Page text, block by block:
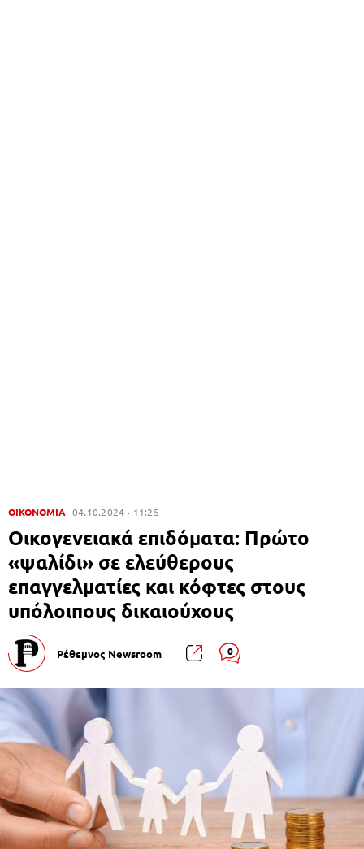
ΟΙΚΟΝΟΜΙΑ 04.10.2024 11:25
Οικογενειακά επιδόματα: Πρώτο
«ψαλίδι» σε ελεύθερους
επαγγελματίες και κόφτες στους
υπόλοιπους δικαιούχους
Ρέθεμνος Newsroom 0